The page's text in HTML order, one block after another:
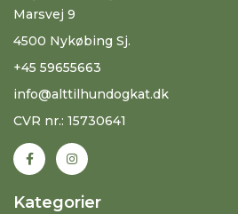
Marsvej 9
4500 Nykøbing Sj.
+45 59655663
info@alttilhundogkat.dk
CVR nr.: 15730641
Kategorier